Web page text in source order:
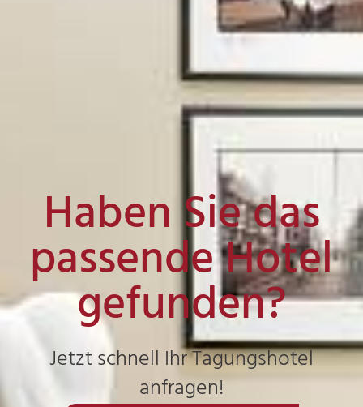
Haben Sie das
passende Hotel
gefunden?
Jetzt schnell Ihr Tagungshotel
anfragen!